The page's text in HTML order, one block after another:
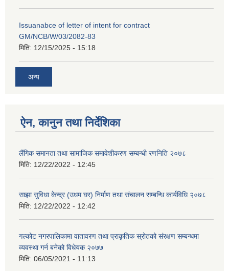
Issuanabce of letter of intent for contract
GM/NCB/W/03/2082-83
मिति: 12/15/2025 - 15:18
अन्य
ऐन, कानुन तथा निर्देशिका
लैंगिक समानता तथा सामाजिक समावेशीकरण सम्बन्धी रणनिति २०७८
मिति: 12/22/2022 - 12:45
साझा सुविधा केन्द्र (उधम घर) निर्माण तथा संचालन सम्बन्धि कार्यविधि २०७८
मिति: 12/22/2022 - 12:42
गल्कोट नगरपालिकामा वातावरण तथा प्राकृतिक स्रोतको संरक्षण सम्बन्धमा
व्यवस्था गर्न बनेको विधेयक २०७७
मिति: 06/05/2021 - 11:13